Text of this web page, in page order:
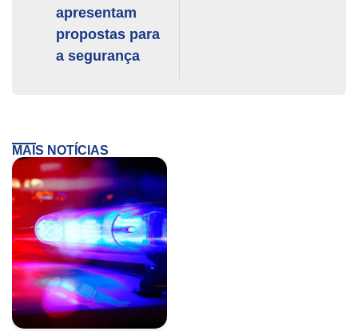
apresentam
propostas para
a segurança
MAIS NOTÍCIAS